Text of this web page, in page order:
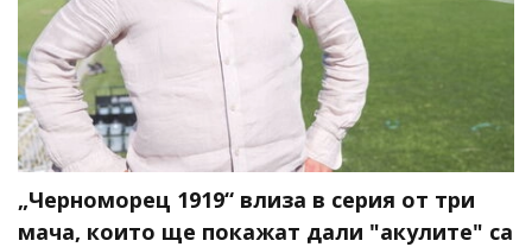
„Черноморец 1919“ влиза в серия от три
мача, които ще покажат дали "акулите" са